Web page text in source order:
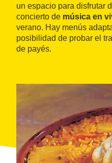
un espacio para disfrutar
concierto de música en
verano. Hay menús
posibilidad de probar el
de payés.